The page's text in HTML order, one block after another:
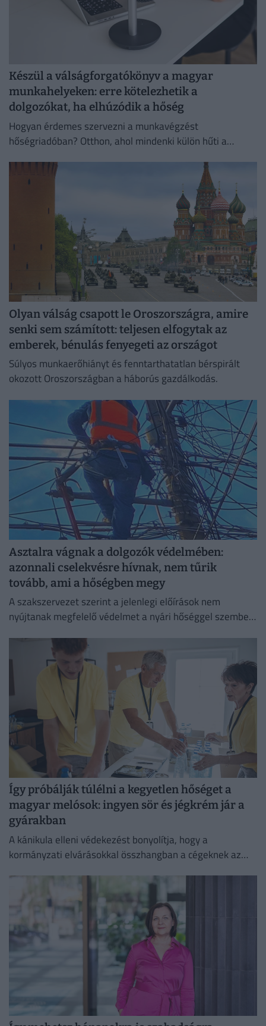
Készül a válságforgatókönyv a magyar
munkahelyeken: erre kötelezhetik a
dolgozókat, ha elhúzódik a hőség
Hogyan érdemes szervezni a munkavégzést
hőségriadóban? Otthon, ahol mindenki külön hűti a
irodaházban, ahol a hűtés központilag működik.
Olyan válság csapott le Oroszországra, amire
senki sem számított: teljesen elfogytak az
emberek, bénulás fenyegeti az országot
Súlyos munkaerőhiányt és fenntarthatatlan bérspirált
okozott Oroszországban a háborús gazdálkodás.
Asztalra vágnak a dolgozók védelmében:
azonnali cselekvésre hívnak, nem tűrik
tovább, ami a hőségben megy
A szakszervezet szerint a jelenlegi előírások nem
nyújtanak megfelelő védelmet a nyári hőséggel szemben,
védelmében.
Így próbálják túlélni a kegyetlen hőséget a
magyar melósok: ingyen sör és jégkrém jár a
gyárakban
A kánikula elleni védekezést bonyolítja, hogy a
kormányzati elvárásokkal összhangban a cégeknek az